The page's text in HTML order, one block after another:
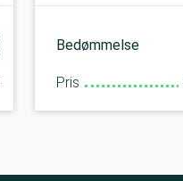
Bedømmelse
Pris